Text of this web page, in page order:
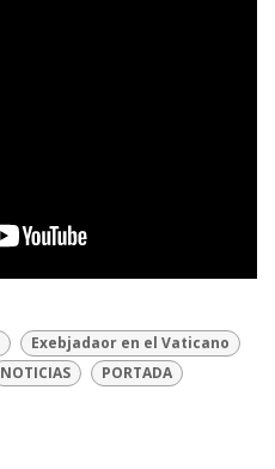
Exebjadaor en el Vaticano
NOTICIAS PORTADA